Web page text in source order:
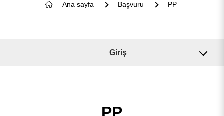
Ana sayfa Başvuru PP
Giriş
PP